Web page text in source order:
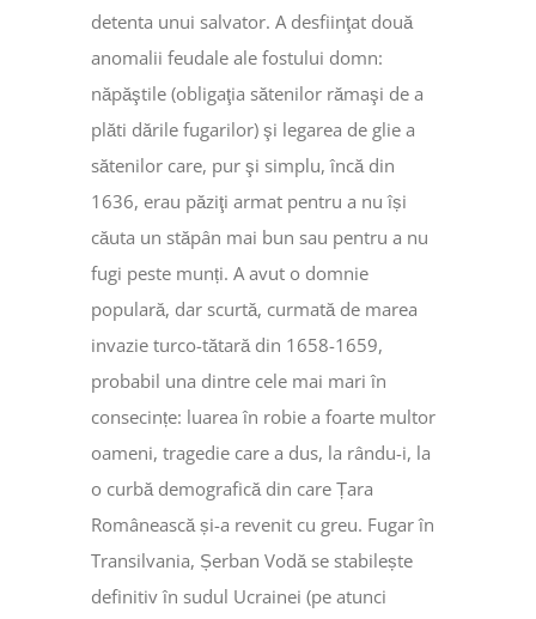
detenta unui salvator. A desfiinţat două
anomalii feudale ale fostului domn:
năpăştile (obligaţia sătenilor rămaşi de a
plăti dările fugarilor) şi legarea de glie a
sătenilor care, pur şi simplu, încă din
1636, erau păziţi armat pentru a nu își
căuta un stăpân mai bun sau pentru a nu
fugi peste munți. A avut o domnie
populară, dar scurtă, curmată de marea
invazie turco-tătară din 1658-1659,
probabil una dintre cele mai mari în
consecințe: luarea în robie a foarte multor
oameni, tragedie care a dus, la rându-i, la
o curbă demografică din care Țara
Românească și-a revenit cu greu. Fugar în
Transilvania, Șerban Vodă se stabilește
definitiv în sudul Ucrainei (pe atunci